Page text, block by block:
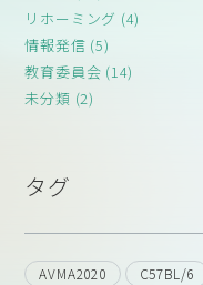
リホーミング (4)
情報発信 (5)
教育委員会 (14)
未分類 (2)
タグ
AVMA2020 C57BL/6